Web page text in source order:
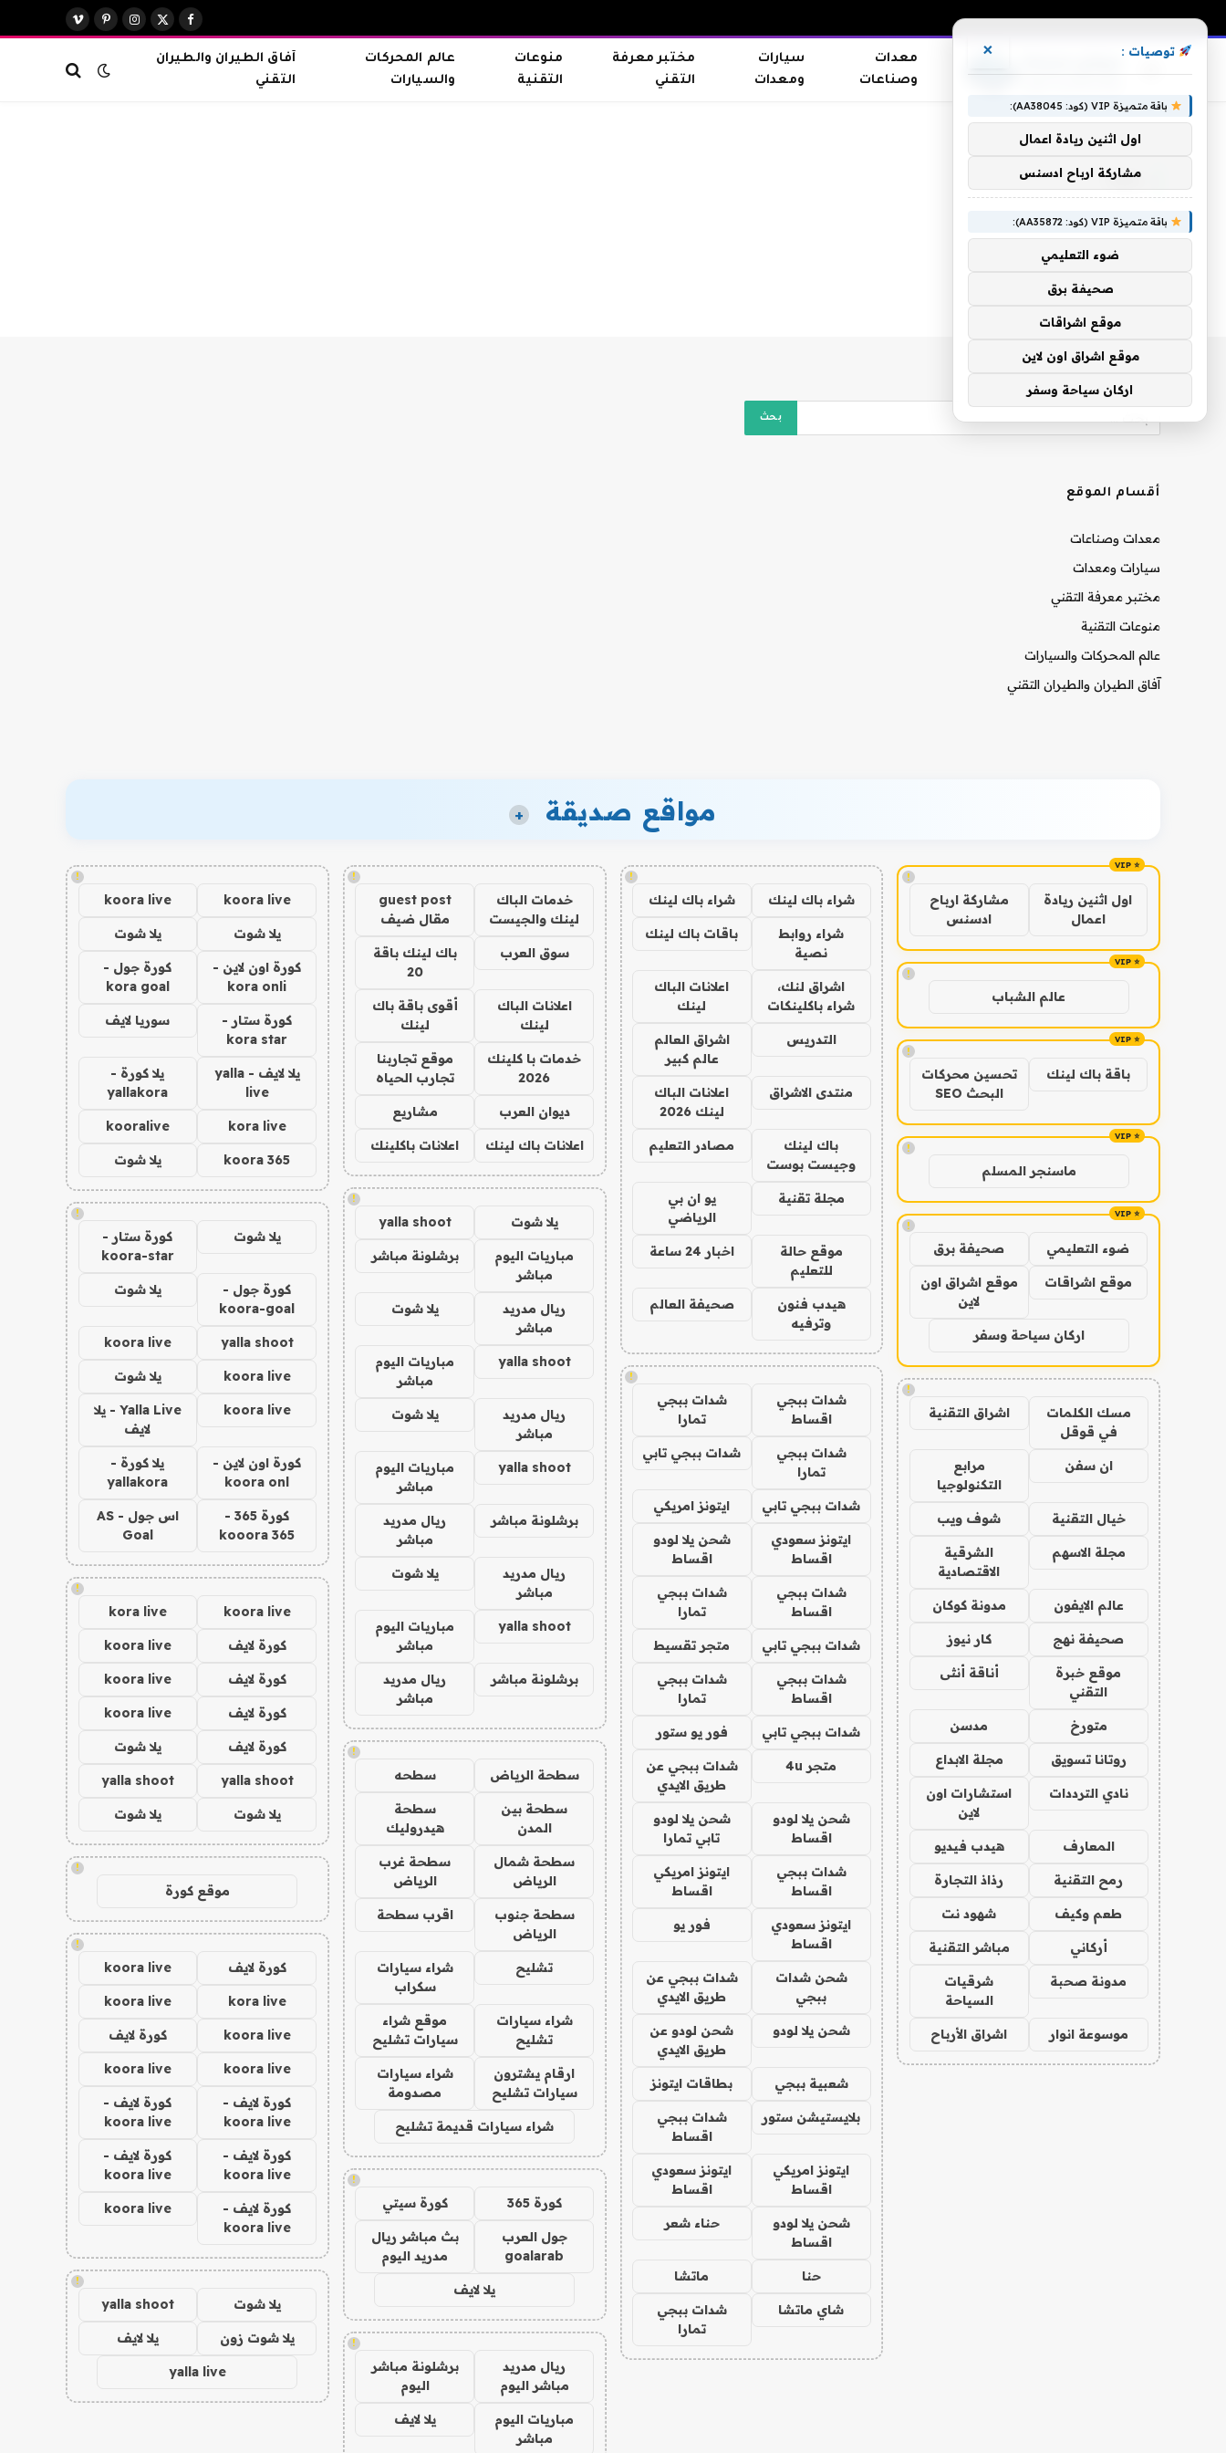
فيسبوك
X
الانستغرامبينتيريست
فيميو
معدات
وصناعات
سيارات
ومعدات
مختبر معرفة
التقني
منوعات
التقنية
عالم المحركات
والسيارات
آفاق الطيران والطيران
التقني
بمواد
أقسام الموقع
معدات وصناعات
سيارات ومعدات
مختبر معرفة التقني
منوعات التقنية
عالم المحركات والسيارات
آفاق الطيران والطيران التقني
مواقع صديقة +
!
اول اثنين ريادة
اعمال
مشاركة ارباح
ادسنس
!
عالم الشباب
!
باقة باك لينك
تحسين محركات
البحث SEO
!
ماسنجر المسلم
!
ضوء التعليمي صحيفة برق
موقع اشراقات
موقع اشراق اون
لاين
اركان سياحة وسفر
!
مسك الكلمات
في قوقل
اشراق التقنية
ان سفن
مرابع
التكنولوجيا
خيال التقنية شوف ويب
مجلة الاسهم
الشرقية
الاقتصادية
عالم الايفون مدونة كوكان
صحيفة نهج كار نيوز
موقع خبرة
التقني
أناقة أنثى
متورخ مدسن
روتانا تسويق مجلة الابداع
نادي الترددات
استشارات اون
لاين
المعارف هيدب فيديو
رمح التقنية رذاذ التجارة
طعم وكيف شهود نت
أركاني مباشر التقنية
مدونة صحبة
شرقيات
السياحة
موسوعة انوار اشراق الأرباح
!
شراء باك لينك شراء باك لينك
شراء روابط
نصية
باقات باك لينك
اشراق لنك،
شراء باكلينكات
اعلانات الباك
لينك
التدريس
اشراق العالم
عالم كبير
منتدى الاشراق
اعلانات الباك
لينك 2026
باك لينك
وجيست بوست
مصادر التعليم
مجلة تقنية
يو ان بي
الرياضي
موقع حالة
للتعليم
اخبار 24 ساعة
هيدب فنون
وترفيه
صحيفة العالم
!
شدات ببجي
اقساط
شدات ببجي
تمارا
شدات ببجي
تمارا
شدات ببجي تابي
شدات ببجي تابي ايتونز امريكي
ايتونز سعودي
اقساط
شحن يلا لودو
اقساط
شدات ببجي
اقساط
شدات ببجي
تمارا
شدات ببجي تابي متجر تقسيط
شدات ببجي
اقساط
شدات ببجي
تمارا
شدات ببجي تابي فور يو ستور
متجر 4u
شدات ببجي عن
طريق الايدي
شحن يلا لودو
اقساط
شحن يلا لودو
تابي تمارا
شدات ببجي
اقساط
ايتونز امريكي
اقساط
ايتونز سعودي
اقساط
فور يو
شحن شدات
ببجي
شدات ببجي عن
طريق الايدي
شحن يلا لودو
شحن لودو عن
طريق الايدي
شعبية ببجي بطاقات ايتونز
بلايستيشن ستور
شدات ببجي
اقساط
ايتونز امريكي
اقساط
ايتونز سعودي
اقساط
شحن يلا لودو
اقساط
حناء شعر
حنا ماتشا
شاي ماتشا
شدات ببجي
تمارا
!
خدمات الباك
لينك والجيست
guest post
مقال ضيف
سوق العرب
باك لينك باقة
20
اعلانات الباك
لينك
أقوى باقة باك
لينك
خدمات با كلينك
2026
موقع تجاربنا
تجارب الحياه
ديوان العرب مشاريع
اعلانات باك لينك اعلانات باكلينك
!
يلا شوت yalla shoot
مباريات اليوم
مباشر
برشلونة مباشر
ريال مدريد
مباشر
يلا شوت
yalla shoot
مباريات اليوم
مباشر
ريال مدريد
مباشر
يلا شوت
yalla shoot
مباريات اليوم
مباشر
برشلونة مباشر
ريال مدريد
مباشر
ريال مدريد
مباشر
يلا شوت
yalla shoot
مباريات اليوم
مباشر
برشلونة مباشر
ريال مدريد
مباشر
!
سطحة الرياض سطحه
سطحة بين
المدن
سطحة
هيدروليك
سطحة شمال
الرياض
سطحة غرب
الرياض
سطحة جنوب
الرياض
اقرب سطحة
تشليح
شراء سيارات
سكراب
شراء سيارات
تشليح
موقع شراء
سيارات تشليح
ارقام يشترون
سيارات تشليح
شراء سيارات
مصدومة
شراء سيارات قديمة تشليح
!
كورة 365 كورة سيتي
جول العرب
goalarab
بث مباشر ريال
مدريد اليوم
يلا لايف
!
ريال مدريد
مباشر اليوم
برشلونة مباشر
اليوم
مباريات اليوم
مباشر
يلا لايف
!
koora live
koora live
يلا شوت يلا شوت
كورة اون لاين -
kora onli
كورة جول -
kora goal
كورة ستار -
kora star
سوريا لايف
يلا لايف - yalla
live
يلا كورة -
yallakora
kora live
kooralive
koora 365 يلا شوت
!
يلا شوت
كورة ستار -
koora-star
كورة جول -
koora-goal
يلا شوت
yalla shoot
koora live
koora live يلا شوت
koora live
Yalla Live - يلا
لايف
كورة اون لاين -
koora onl
يلا كورة -
yallakora
كورة 365 -
kooora 365
اس جول - AS
Goal
!
koora live
kora live
كورة لايف koora live
كورة لايف koora live
كورة لايف koora live
كورة لايف يلا شوت
yalla shoot
yalla shoot
يلا شوت يلا شوت
!
موقع كورة
!
كورة لايف koora live
kora live
koora live
koora live كورة لايف
koora live
koora live
كورة لايف -
koora live
كورة لايف -
koora live
كورة لايف -
koora live
كورة لايف -
koora live
كورة لايف -
koora live
koora live
!
يلا شوت yalla shoot
يلا شوت زون يلا لايف
yalla live
توصيات : ×
باقة متميزة VIP (كود: AA38045):
اول اثنين ريادة اعمال
مشاركة ارباح ادسنس
باقة متميزة VIP (كود: AA35872):
ضوء التعليمي
صحيفة برق
موقع اشراقات
موقع اشراق اون لاين
اركان سياحة وسفر